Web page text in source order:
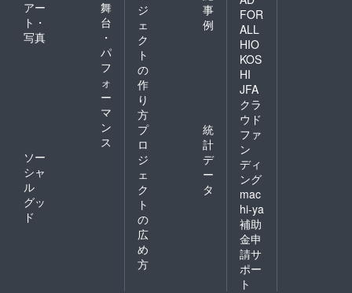
アー
ト・
写真
舞
台
・
パ
フ
ォ
ー
マ
ン
ス
ソー
シャ
ル
グッ
ド
ジ
ェ
ク
ト
の
作
り
方
事
例
プ
ロ
ジ
ェ
ク
ト
の
広
め
方
統
計
デ
ー
タ
FOR
ALL
HIO
KOS
HI
JFA
クラ
ウド
ファ
ン
ディ
ング
mac
hi-ya
補助
金申
請サ
ポー
ト